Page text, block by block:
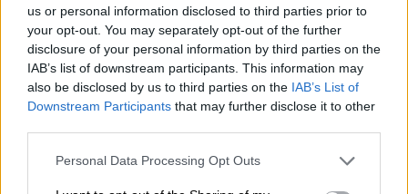
us or personal information disclosed to third parties prior to
your opt-out. You may separately opt-out of the further
disclosure of your personal information by third parties on the
IAB’s list of downstream participants. This information may
also be disclosed by us to third parties on the IAB’s List of
Downstream Participants that may further disclose it to other
Personal Data Processing Opt Outs
Υπηρεσίες της Π.Ε. Λάρισας
07/08/2026 , 21:17
Προσλήψεις επικουρικού νοσηλευτικού
προσωπικού στα Κ.Υ. Αγιάς και Γόννων